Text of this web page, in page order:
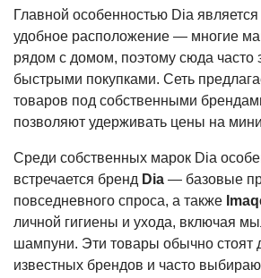
Главной особенностью Dia является
удобное расположение — многие
рядом с домом, поэтому сюда часто
быстрыми покупками. Сеть
товаров под собственными
позволяют удерживать цены на
Среди собственных марок Dia
встречается бренд Dia — базовые
повседневного спроса, а также
личной гигиены и ухода, включая
шампуни. Эти товары обычно стоят
известных брендов и часто